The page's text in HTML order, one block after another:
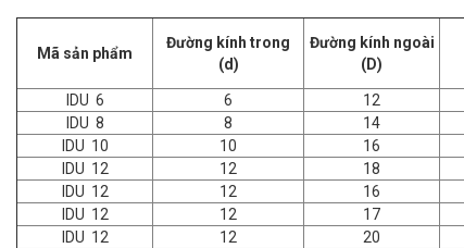
Mã sản phẩm
Đường kính trong
(d)
Đường kính ngoài
(D)
IDU 6 6 12
IDU 8
8 14
IDU 10
10 16
IDU 12
12 18
IDU 12
12 16
IDU 12
12 17
IDU 12
12 20